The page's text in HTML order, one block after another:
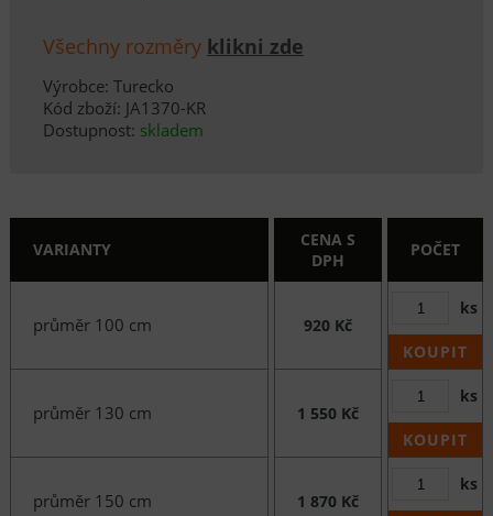
Všechny rozměry klikni zde
Výrobce: Turecko
Kód zboží: JA1370-KR
Dostupnost: skladem
VARIANTY
CENA S
DPH
POČET
průměr 100 cm 920 Kč
ks
KOUPIT
průměr 130 cm 1 550 Kč
ks
KOUPIT
průměr 150 cm 1 870 Kč
ks